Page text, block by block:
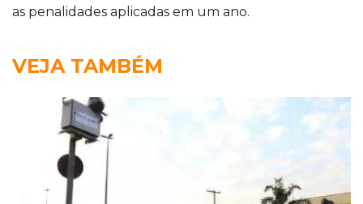
as penalidades aplicadas em um ano.
VEJA TAMBÉM